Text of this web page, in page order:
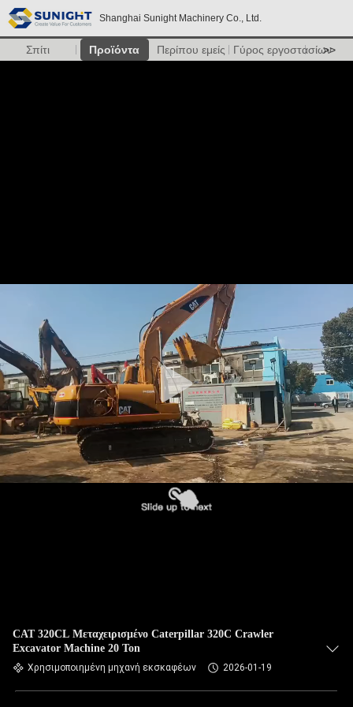
Shanghai Sunight Machinery Co., Ltd.
Σπίτι Προϊόντα Περίπου εμείς Γύρος εργοστασίων
>>
CAT 320CL Μεταχειρισμένο Caterpillar 320C Crawler
Excavator Machine 20 Ton
Χρησιμοποιημένη μηχανή εκσκαφέων 2026-01-19